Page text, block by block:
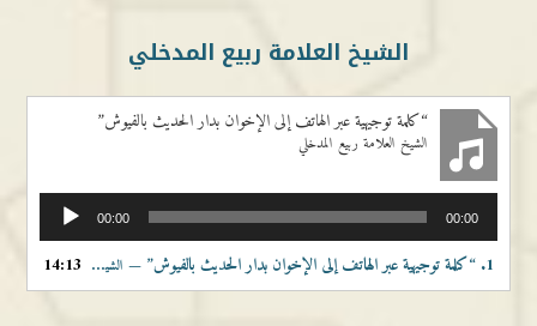
الشيخ العلامة ربيع المدخلي
“كلمة توجيهية عبر الهاتف إلى الإخوان بدار الحديث بالفيوش”
الشيخ العلامة ربيع المدخلي
الصوت
00:00 00:00
1. “كلمة توجيهية عبر الهاتف إلى الإخوان بدار الحديث بالفيوش” — الشيخ العلامة ربيع المدخلي 14:13